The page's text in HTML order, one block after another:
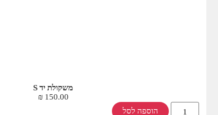
משקולת יד S
150.00
₪
הוספה לסל